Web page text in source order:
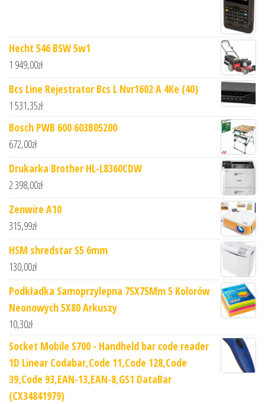
Hecht 546 BSW 5w1
1 949,00zł
Bcs Line Rejestrator Bcs L Nvr1602 A 4Ke (40)
1 531,35zł
Bosch PWB 600 603B05200
672,00zł
Drukarka Brother HL-L8360CDW
2 398,00zł
Zenwire A10
315,99zł
HSM shredstar S5 6mm
130,00zł
Podkładka Samoprzylepna 75X75Mm 5 Kolorów
Neonowych 5X80 Arkuszy
10,30zł
Socket Mobile S700 - Handheld bar code reader
1D Linear Codabar,Code 11,Code 128,Code
39,Code 93,EAN-13,EAN-8,GS1 DataBar
(CX34841979)